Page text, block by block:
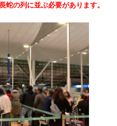
蛇の列に並ぶ必要があります。